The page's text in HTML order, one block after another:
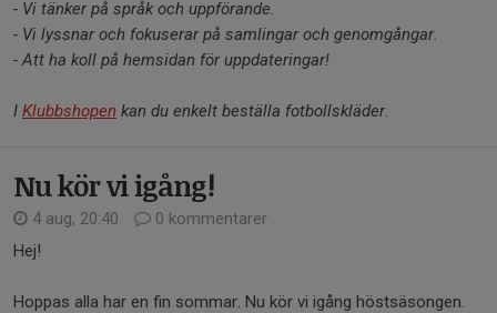
- Vi tänker på språk och uppförande.
- Vi lyssnar och fokuserar på samlingar och genomgångar.
- Att ha koll på hemsidan för uppdateringar!
I Klubbshopen kan du enkelt beställa fotbollskläder.
Nu kör vi igång!
4 aug, 20:40
0 kommentarer
Hej!
Hoppas alla har en fin sommar. Nu kör vi igång höstsäsongen.